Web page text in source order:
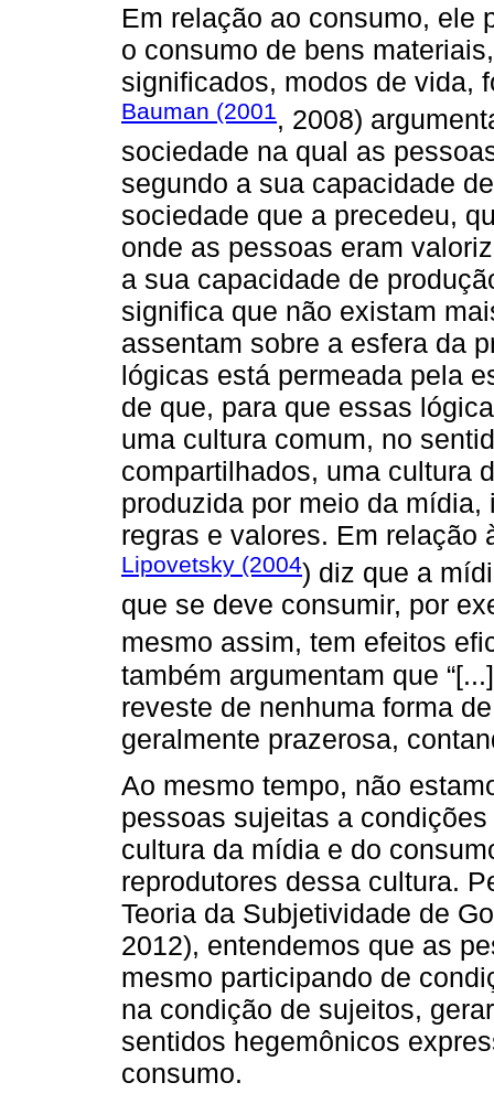
Em relação ao consumo, ele
o consumo de bens
significados, modos de vida,
Bauman (2001 , 2008)
sociedade na qual as
segundo a sua capacidade
sociedade que a precedeu,
onde as pessoas eram
a sua capacidade de
significa que não existam
assentam sobre a esfera da
lógicas está permeada pela
de que, para que essas
uma cultura comum, no
compartilhados, uma cultura
produzida por meio da
regras e valores. Em relação
Lipovetsky (2004) diz que a
que se deve consumir, por
mesmo assim, tem efeitos
também argumentam que
reveste de nenhuma forma
geralmente prazerosa,
Ao mesmo tempo, não
pessoas sujeitas a
cultura da mídia e do
reprodutores dessa cultura.
Teoria da Subjetividade de
2012), entendemos que as
mesmo participando de
na condição de sujeitos,
sentidos hegemônicos
consumo.